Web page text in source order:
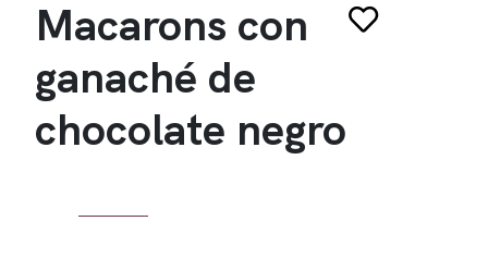
Macarons con
ganaché de
chocolate negro